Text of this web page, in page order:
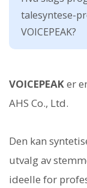
talesyntese-
VOICEPEAK?
VOICEPEAKer
AHS Co., Ltd.
Den kan
utvalg av
ideelle for